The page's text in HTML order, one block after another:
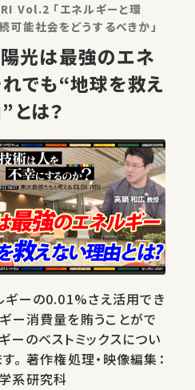
Vol.2 「エネルギーと環
能社会をどうするべきか」
でも“地球を救え
とは？
ギーの0.01%さえ活用でき
ー消費量を賄うことがで
ーのベストミックスについ
編集：
系研究科